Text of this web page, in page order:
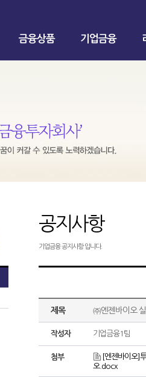
금융상품 기업금융
공지사항
기업금융 공지사항 입니다.
제목 ㈜엔젠바이오
작성자 기업금융1팀
첨부
[엔젠바이오]
오.docx